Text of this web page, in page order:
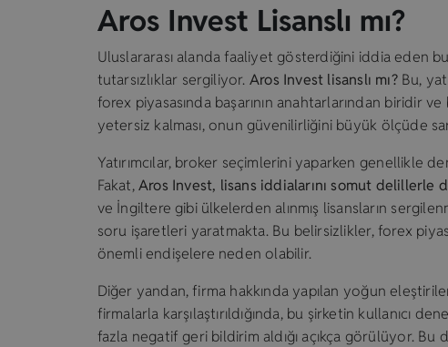
Aros Invest Lisanslı mı?
Uluslararası alanda faaliyet gösterdiğini iddia eden
tutarsızlıklar sergiliyor. Aros Invest lisanslı mı?Bu,
forex piyasasında başarının anahtarlarından biridir
yetersiz kalması, onun güvenilirliğini büyük ölçüde
Yatırımcılar, broker seçimlerini yaparken genellikle
Fakat,Aros Invest, lisans iddialarını somut delillerle
ve İngiltere gibi ülkelerden alınmış lisansların
soru işaretleri yaratmakta. Bu belirsizlikler, forex
önemli endişelere neden olabilir.
Diğer yandan, firma hakkında yapılan yoğun
firmalarla karşılaştırıldığında, bu şirketin kullanıcı
fazla negatif geri bildirim aldığı açıkça görülüyor.